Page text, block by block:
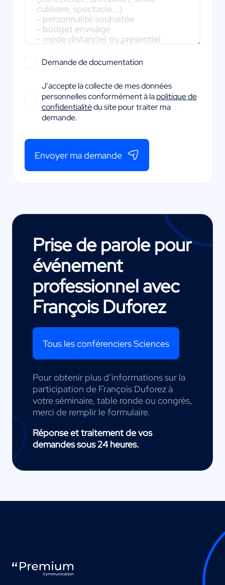
Demande de documentation
J'accepte la collecte de mes données
personnelles conformément à lapolitique de
confidentialitédu site pour traiter ma
demande.
Envoyer ma demande
Prise de parole pour
événement
professionnel avec
François Duforez
Tous les conférenciers Sciences
Pour obtenir plus d’informations sur la
participation de François Duforez à
votre séminaire, table ronde ou congrès,
merci de remplir le formulaire.
Réponse et traitement de vos
demandes sous 24 heures.